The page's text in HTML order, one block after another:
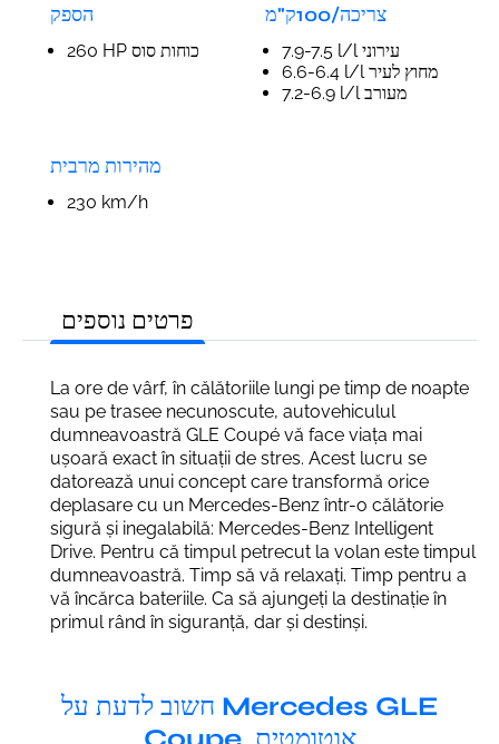
הספק
260 HP כוחות סוס
צריכה/100ק"מ
7.9-7.5 l/l עירוני
6.6-6.4 l/l מחוץ לעיר
7.2-6.9 l/l מעורב
מהירות מרבית
230 km/h
פרטים נוספים
La ore de vârf, în călătoriile lungi pe timp de noapte
sau pe trasee necunoscute, autovehiculul
dumneavoastră GLE Coupé vă face viața mai
ușoară exact în situații de stres. Acest lucru se
datorează unui concept care transformă orice
deplasare cu un Mercedes-Benz într-o călătorie
sigură și inegalabilă: Mercedes-Benz Intelligent
Drive. Pentru că timpul petrecut la volan este timpul
dumneavoastră. Timp să vă relaxați. Timp pentru a
vă încărca bateriile. Ca să ajungeți la destinație în
primul rând în siguranță, dar și destinși.
חשוב לדעת על Mercedes GLE